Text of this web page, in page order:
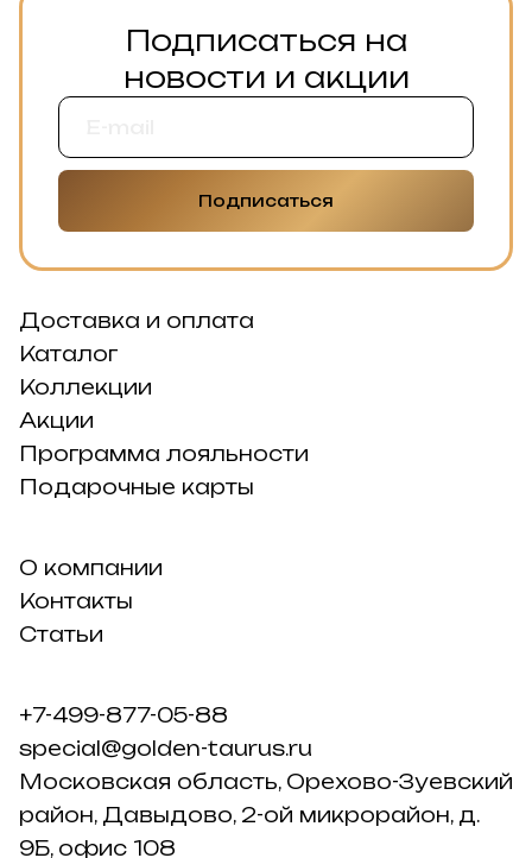
Подписаться на
новости и акции
Подписаться
Доставка и оплата
Каталог
Коллекции
Акции
Программа лояльности
Подарочные карты
О компании
Контакты
Статьи
+7-499-877-05-88
special@golden-taurus.ru
Московская область, Орехово-Зуевский
район, Давыдово, 2-ой микрорайон, д.
9Б, офис 108